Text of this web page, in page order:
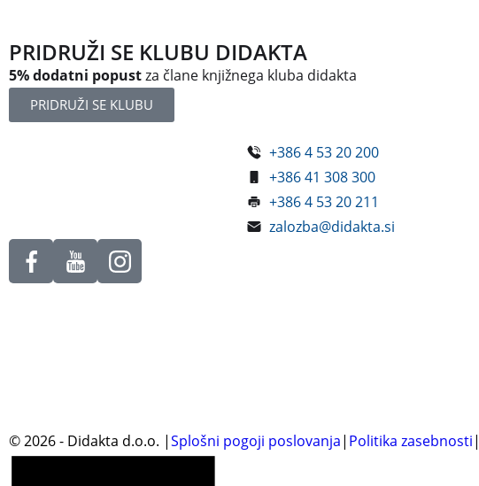
PRIDRUŽI SE KLUBU DIDAKTA
5% dodatni popustza člane knjižnega kluba didakta
PRIDRUŽI SE KLUBU
+386 4 53 20 200
+386 41 308 300
+386 4 53 20 211
zalozba@didakta.si
©2026- Didakta d.o.o. |Splošni pogoji poslovanja| Politika zasebnosti|